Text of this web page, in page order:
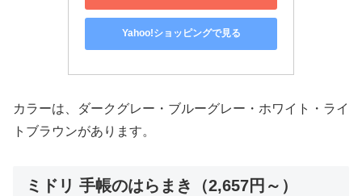
Yahoo!ショッピングで見る
カラーは、ダークグレー・ブルーグレー・ホワイト・ライ
トブラウンがあります。
ミドリ 手帳のはらまき（2,657円～）